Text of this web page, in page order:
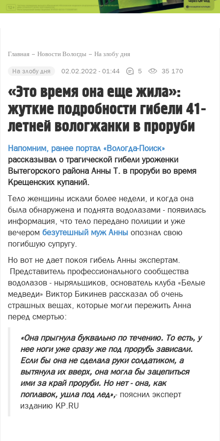
Главная Новости Вологды На злобу дня
На злобу дня 02.02.2022 - 01:44 5 35 170
«Это время она еще жила»:
жуткие подробности гибели 41-
летней вологжанки в проруби
Напомним, ранее портал «Вологда-Поиск»
рассказывал о трагической гибели уроженки
Вытегорского района Анны Т. в проруби во время
Крещенских купаний.
Тело женщины искали более недели, и когда она
была обнаружена и поднята водолазами - появилась
информация, что тело передано полиции и уже
вечером безутешный муж Анны опознал свою
погибшую супругу.
Но вот не дает покоя гибель Анны экспертам.
Представитель профессионального сообщества
водолазов - ныряльщиков, основатель клуба «Белые
медведи» Виктор Бикинев рассказал об очень
страшных вещах, которые могли пережить Анна
перед смертью:
«Она прыгнула буквально по течению. То есть, у
нее ноги уже сразу же под прорубь зависали.
Если бы она не сделала руки солдатиком, а
вытянула их вверх, она могла бы зацепиться
ими за край проруби. Но нет - она, как
поплавок, ушла под лед»,- пояснил эксперт
изданию KР.RU